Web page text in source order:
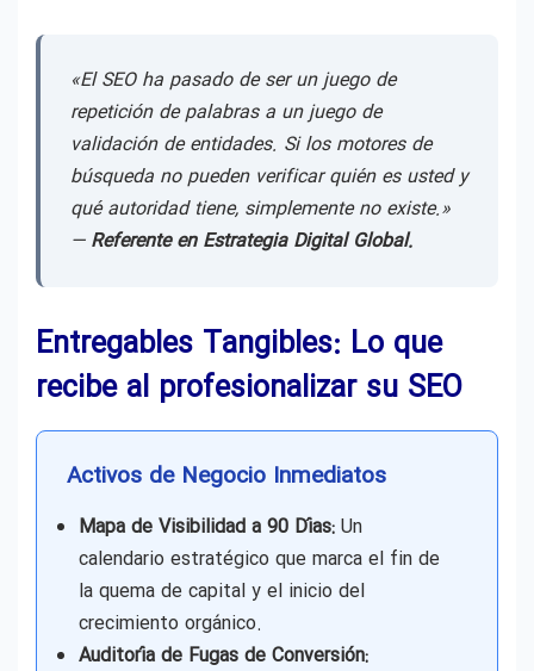
«El SEO ha pasado de ser un juego de
repetición de palabras a un juego de
validación de entidades. Si los motores de
búsqueda no pueden verificar quién es usted y
qué autoridad tiene, simplemente no existe.»
— Referente en Estrategia Digital Global.
Entregables Tangibles: Lo que
recibe al profesionalizar su SEO
Activos de Negocio Inmediatos
Mapa de Visibilidad a 90 Días: Un
calendario estratégico que marca el fin de
la quema de capital y el inicio del
crecimiento orgánico.
Auditoría de Fugas de Conversión: